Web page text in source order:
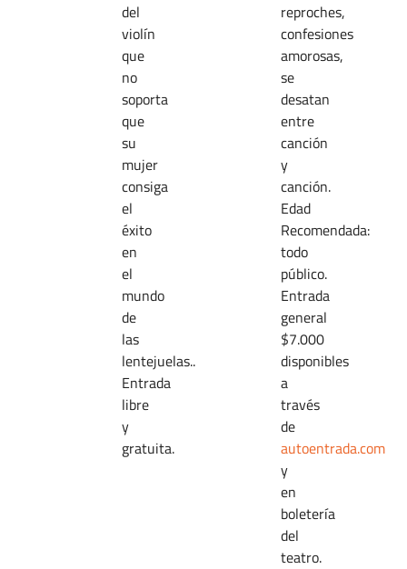
del
violín
que
no
soporta
que
su
mujer
consiga
el
éxito
en
el
mundo
de
las
lentejuelas..
Entrada
libre
y
gratuita.
reproches,
confesiones
amorosas,
se
desatan
entre
canción
y
canción.
Edad
Recomendada:
todo
público.
Entrada
general
$7.000
disponibles
a
través
de
autoentrada.com
y
en
boletería
del
teatro.